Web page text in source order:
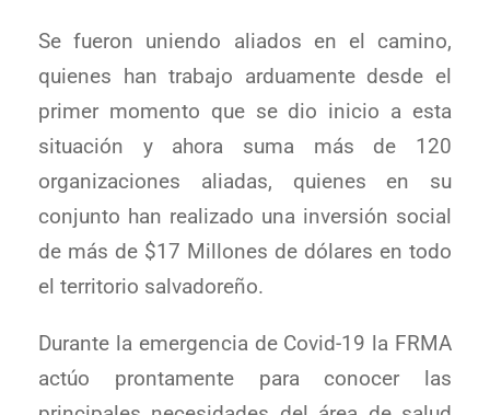
Se fueron uniendo aliados en el camino,
quienes han trabajo arduamente desde el
primer momento que se dio inicio a esta
situación y ahora suma más de 120
organizaciones aliadas, quienes en su
conjunto han realizado una inversión social
de más de $17 Millones de dólares en todo
el territorio salvadoreño.
Durante la emergencia de Covid-19 la FRMA
actúo prontamente para conocer las